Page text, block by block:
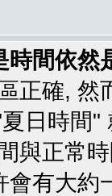
時間依然
正確,
日時間
與正常
會有大約